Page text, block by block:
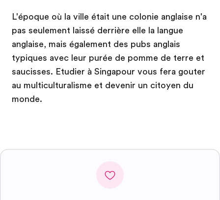
L'époque où la ville était une colonie anglaise n'a
pas seulement laissé derrière elle la langue
anglaise, mais également des pubs anglais
typiques avec leur purée de pomme de terre et
saucisses. Etudier à Singapour vous fera gouter
au multiculturalisme et devenir un citoyen du
monde.